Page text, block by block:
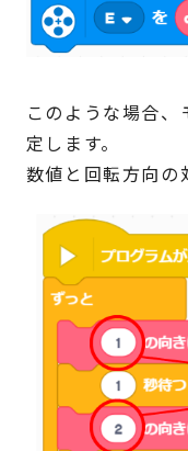
このような場合
定します。
数値と回転方向の